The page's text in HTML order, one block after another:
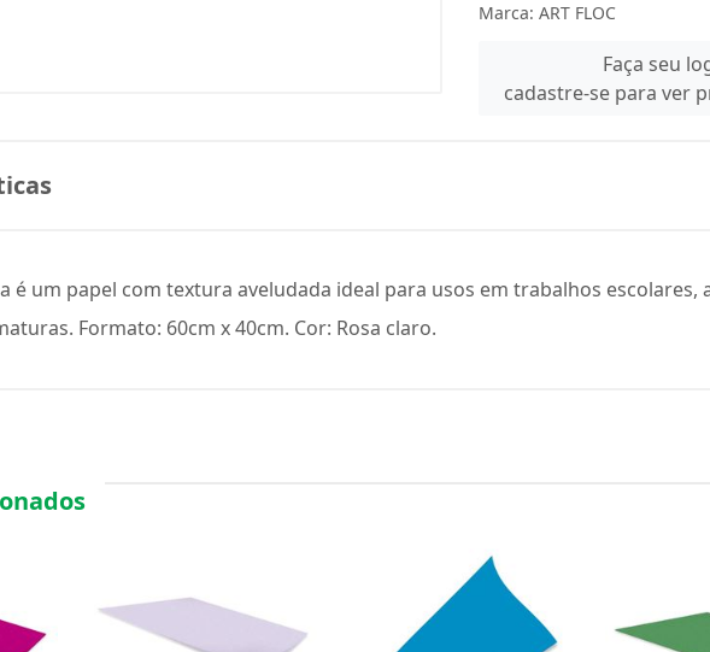
Marca: ART FLOC
Faça seu
cadastre-se para ver
é um papel com textura aveludada ideal para usos em trabalhos
Formato: 60cm x 40cm. Cor: Rosa claro.